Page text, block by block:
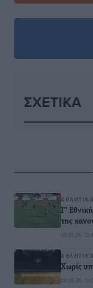
ΣΧΕΤΙΚΆ
ΑΘΛΗΤΙΚΆ
Γ’
της
08.08.26 · 12:40
ΑΘΛΗΤΙΚΆ
Χωρίς
08.08.26 · 12:00